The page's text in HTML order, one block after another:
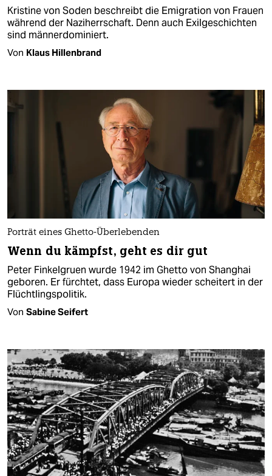
Kristine von Soden beschreibt die Emigration von Frauen
während der Naziherrschaft. Denn auch Exilgeschichten
sind männerdominiert.
Von Klaus Hillenbrand
Porträt eines Ghetto-Überlebenden
Wenn du kämpfst, geht es dir gut
Peter Finkelgruen wurde 1942 im Ghetto von Shanghai
geboren. Er fürchtet, dass Europa wieder scheitert in der
Flüchtlingspolitik.
Von Sabine Seifert